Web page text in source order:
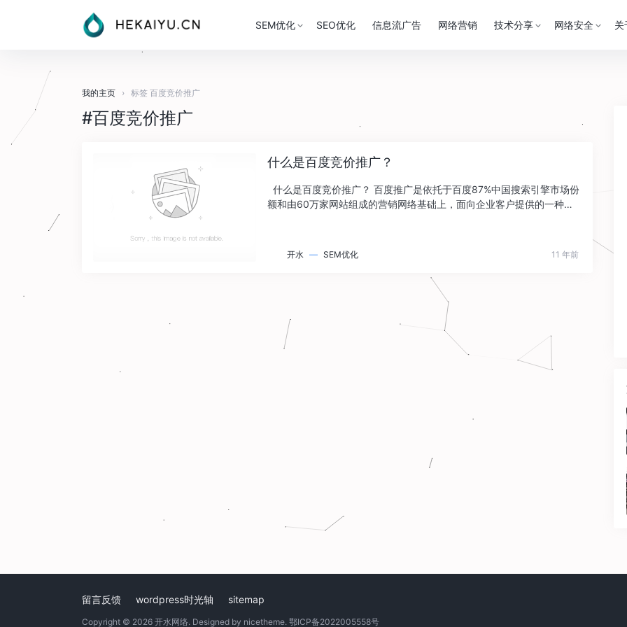
SEM优化 SEO优化 信息流广告 网络营销 技术分享 网络安全 关
我的主页 › 标签 百度竞价推广
#百度竞价推广
什么是百度竞价推广？
什么是百度竞价推广？ 百度推广是依托于百度87%中国搜索引擎市场份
额和由60万家网站组成的营销网络基础上，面向企业客户提供的一种按
开水 — SEM优化 11 年前
留言反馈 wordpress时光轴 sitemap
Copyright © 2026 开水网络. Designed by nicetheme. 鄂ICP备2022005558号